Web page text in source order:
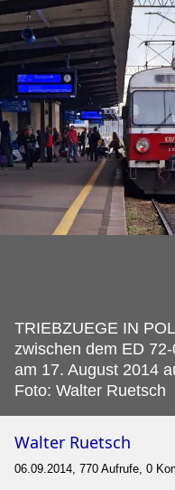
TRIEBZUEGE IN
zwischen dem ED
am 17. August 2014
Foto: Walter Ruetsch
Walter Ruetsch
06.09.2014, 770 Aufrufe, 0